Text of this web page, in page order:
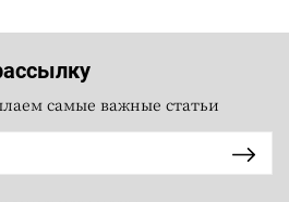
самые важные статьи